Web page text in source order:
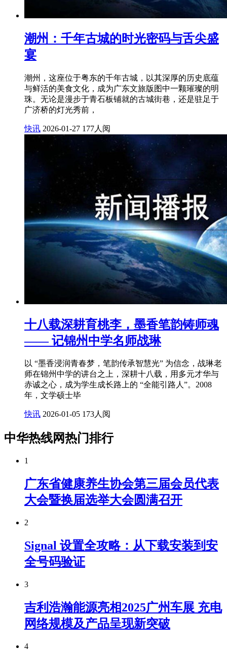
潮州：千年古城的时光密码与舌尖盛
宴
潮州，这座位于粤东的千年古城，以其深厚的历史底蕴
与鲜活的美食文化，成为广东文旅版图中一颗璀璨的明
珠。无论是漫步于青石板铺就的古城街巷，还是驻足于
广济桥的灯光秀前，
快讯 2026-01-27 177人阅
十八载深耕育桃李，墨香笔韵铸师魂
—— 记锦州中学名师战琳
以 “墨香浸润青春梦，笔韵传承智慧光” 为信念，战琳老
师在锦州中学的讲台之上，深耕十八载，用多元才华与
赤诚之心，成为学生成长路上的 “全能引路人”。2008
年，文学硕士毕
快讯 2026-01-05 173人阅
中华热线网热门排行
1
广东省健康养生协会第三届会员代表
大会暨换届选举大会圆满召开
2
Signal 设置全攻略：从下载安装到安
全号码验证
3
吉利浩瀚能源亮相2025广州车展 充电
网络规模及产品呈现新突破
4